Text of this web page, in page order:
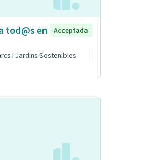
tod@s en
Acceptada
i Jardins Sostenibles